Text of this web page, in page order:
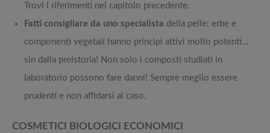
Trovi i riferimenti nel capitolo precedente.
Fatti consigliare da uno specialista della pelle: erbe e
componenti vegetali hanno principi attivi molto potenti…
sin dalla preistoria! Non solo i composti studiati in
laboratorio possono fare danni! Sempre meglio essere
prudenti e non affidarsi al caso.
COSMETICI BIOLOGICI ECONOMICI